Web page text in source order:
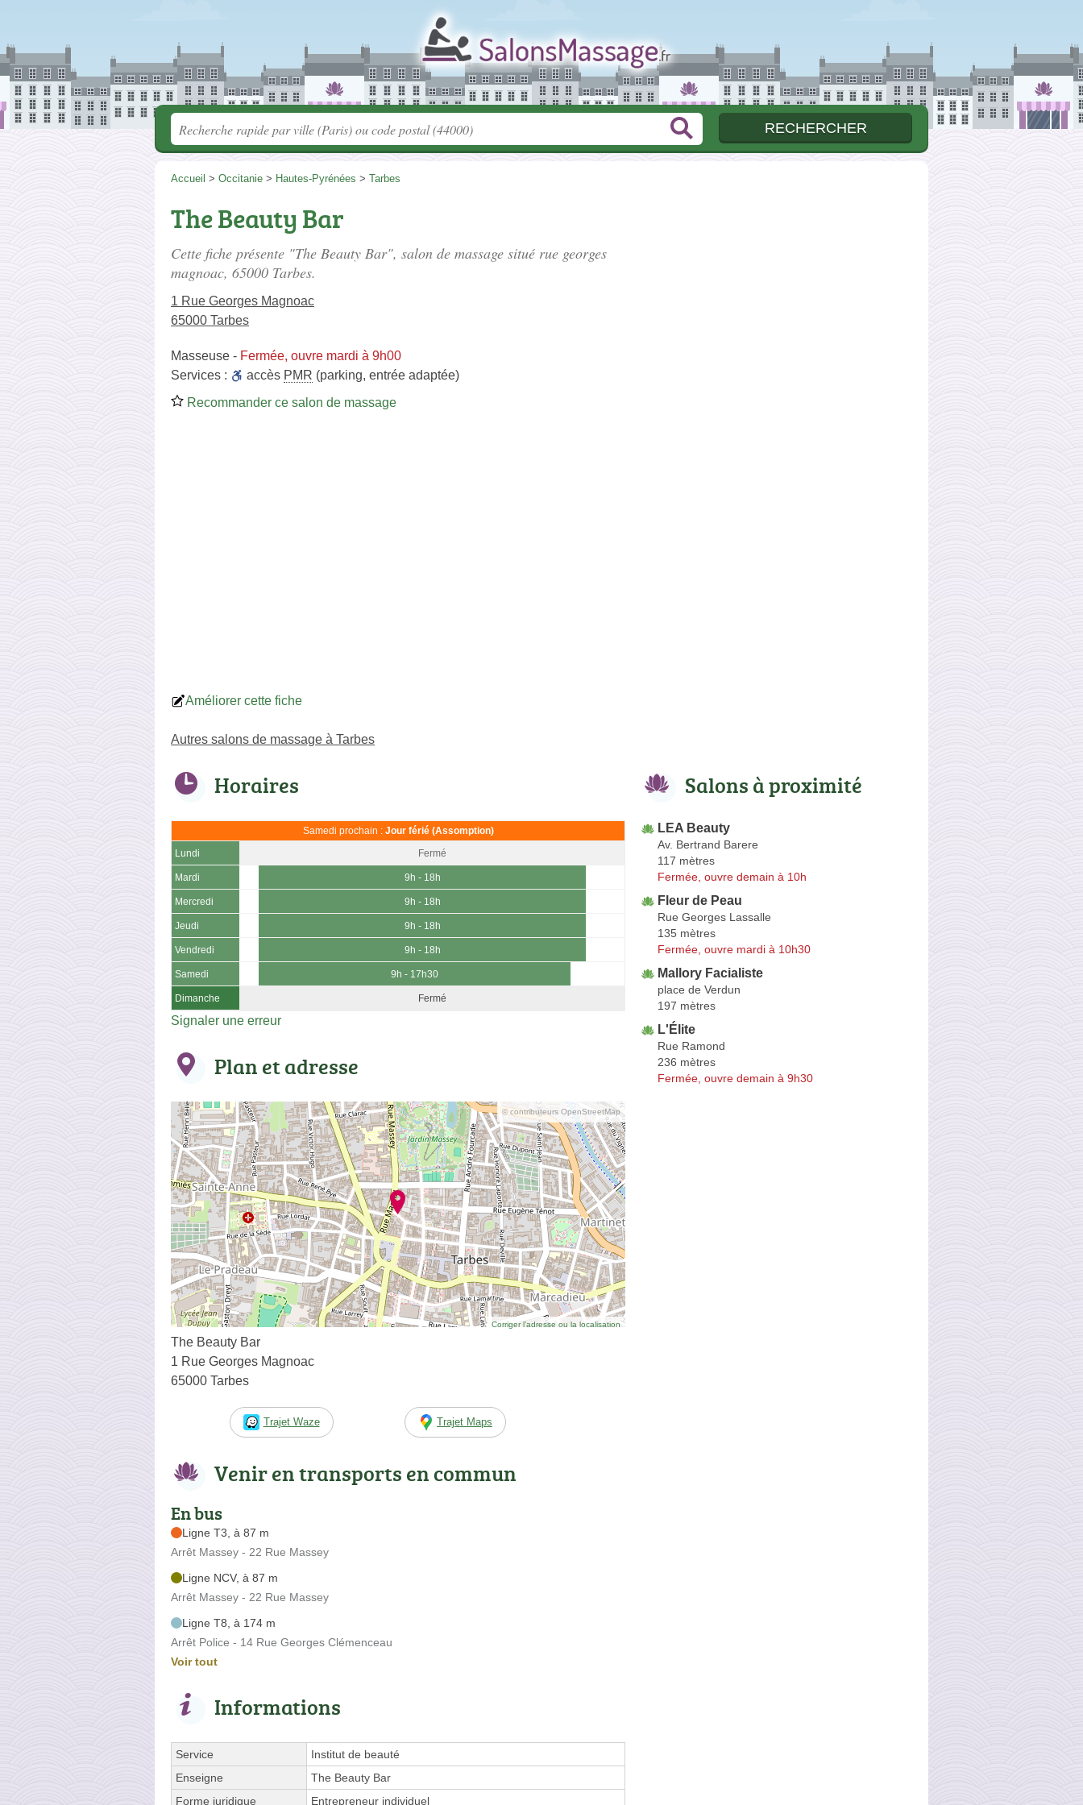
Accueil > Occitanie > Hautes-Pyrénées > Tarbes
The Beauty Bar
Cette fiche présente "The Beauty Bar", salon de massage situé rue georges
magnoac, 65000 Tarbes.
1 Rue Georges Magnoac
65000 Tarbes
Masseuse - Fermée, ouvre mardi à 9h00
Services :
accès PMR (parking, entrée adaptée)
Recommander ce salon de massage
Améliorer cette fiche
Autres salons de massage à Tarbes
Horaires
Samedi prochain : Jour férié (Assomption)
Lundi Fermé
Mardi 9h - 18h
Mercredi 9h - 18h
Jeudi 9h - 18h
Vendredi 9h - 18h
Samedi 9h - 17h30
Dimanche Fermé
Signaler une erreur
Plan et adresse
© contributeurs OpenStreetMap
Corriger l’adresse ou la localisation
The Beauty Bar
1 Rue Georges Magnoac
65000 Tarbes
Trajet Waze Trajet Maps
Venir en transports en commun
En bus
Ligne T3, à 87 m
Arrêt Massey - 22 Rue Massey
Ligne NCV, à 87 m
Arrêt Massey - 22 Rue Massey
Ligne T8, à 174 m
Arrêt Police - 14 Rue Georges Clémenceau
Voir tout
Informations
Service
Institut de beauté
Enseigne
The Beauty Bar
Forme juridique
Entrepreneur individuel
Salons à proximité
LEA Beauty
Av. Bertrand Barere
117 mètres
Fermée, ouvre demain à 10h
Fleur de Peau
Rue Georges Lassalle
135 mètres
Fermée, ouvre mardi à 10h30
Mallory Facialiste
place de Verdun
197 mètres
L'Élite
Rue Ramond
236 mètres
Fermée, ouvre demain à 9h30